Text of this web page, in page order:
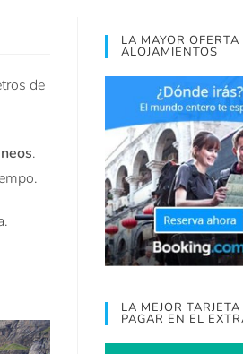
de
.
LA MAYOR OFERTA
ALOJAMIENTOS
LA MEJOR
PAGAR EN EL